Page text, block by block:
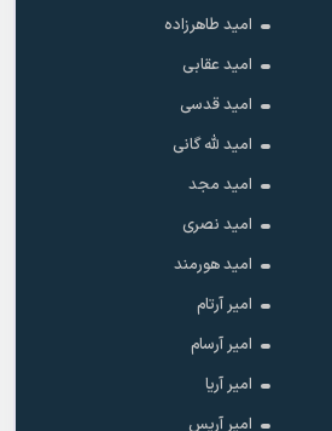
امید طاهرزاده
امید عقابی
امید قدسی
امید لله گانی
امید مجد
امید نصری
امید هورمند
امیر آرتام
امیر آرسام
امیر آریا
امیر آریس